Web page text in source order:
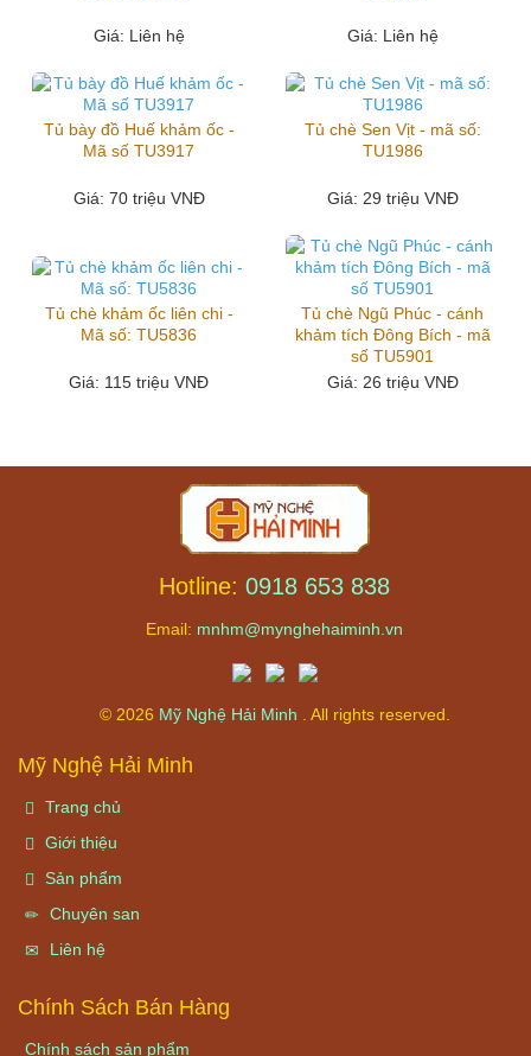
Giá: Liên hệ Giá: Liên hệ
Tủ bày đồ Huế khảm ốc -
Mã số TU3917
Giá: 70 triệu VNĐ
Tủ chè Sen Vịt - mã số:
TU1986
Giá: 29 triệu VNĐ
Tủ chè khảm ốc liên chi -
Mã số: TU5836
Giá: 115 triệu VNĐ
Tủ chè Ngũ Phúc - cánh
khảm tích Đông Bích - mã
số TU5901
Giá: 26 triệu VNĐ
Hotline: 0918 653 838
Email: mnhm@mynghehaiminh.vn
© 2026 Mỹ Nghệ Hải Minh . All rights reserved.
Mỹ Nghệ Hải Minh
Trang chủ
Giới thiệu
Sản phẩm
Chuyên san
Liên hệ
Chính Sách Bán Hàng
Chính sách sản phẩm